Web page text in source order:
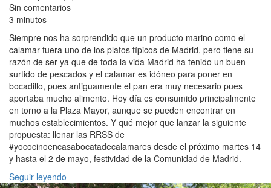
Sin comentarios
3 minutos
Siempre nos ha sorprendido que un producto marino como el
calamar fuera uno de los platos típicos de Madrid, pero tiene su
razón de ser ya que de toda la vida Madrid ha tenido un buen
surtido de pescados y el calamar es idóneo para poner en
bocadillo, pues antiguamente el pan era muy necesario pues
aportaba mucho alimento. Hoy día es consumido principalmente
en torno a la Plaza Mayor, aunque se pueden encontrar en
muchos establecimientos. Y qué mejor que lanzar la siguiente
propuesta: llenar las RRSS de
#yococinoencasabocatadecalamares desde el próximo martes 14
y hasta el 2 de mayo, festividad de la Comunidad de Madrid.
Seguir leyendo